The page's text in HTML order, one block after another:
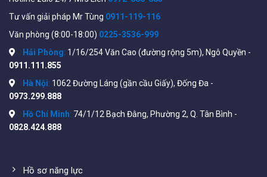
https://www.cisco.com/c/en/us/products/collateral/
220-series-smart-switches/datasheet-c78-
Tư vấn giải pháp Mr Tùng 0911-119-116
Văn phòng (8:00-18:00) 0225-3536-999
Hải Phòng: 1/16/254 Văn Cao (đường rộng 5m), Ngô Quyền -
0911.111.855
Hà Nội: 1062 Đường Láng (gần cầu Giấy), Đống Đa -
0973.299.888
Hồ Chí Minh: 74/1/12 Bạch Đằng, Phường 2, Q. Tân Bình -
0828.424.888
Hồ sơ năng lực